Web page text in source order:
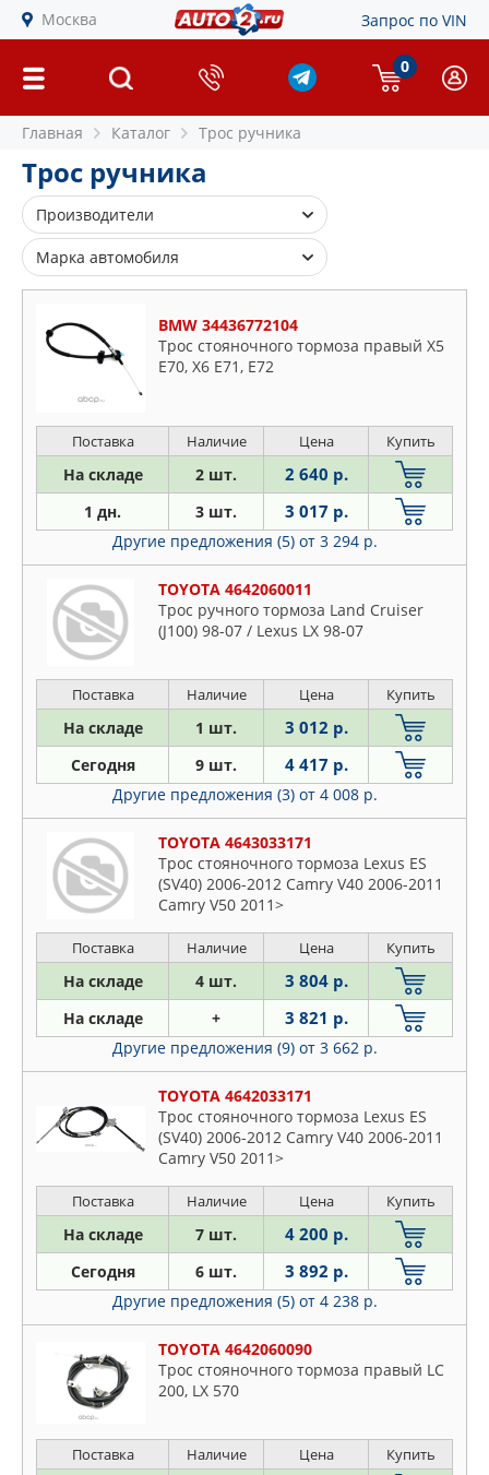
Москва Запрос по VIN
0
Главная Каталог Трос ручника
Трос ручника
Производители
ASHIKA
ASP
BLUE PRINT
BOSCH
BSG
CHRYSLER
COFLE
DAEWOO
EUROREPAR
FEBI
FENOX
GANZ
HELLA
HONDA
HYUNDAI-KIA
ISUZU
IVECO
JAPANPARTS
JAPKO
JP GROUP
LAND ROVER
MARSHALL
MERCEDES
METALCAUCHO
MILES
MITSUBISHI
NAKAYAMA
NTY
ONNURI
Марка автомобиля
Alfa Romeo
Audi
BMW
Citroen
Daewoo
Daihatsu
Dodge
Fiat
Ford
Honda
Hyundai
Iveco
Jaguar
Jeep
Mazda
Mercedes
Mitsubishi
Nissan
Opel
Peugeot
Porsche
Rover
Seat
Skoda
Ssangyong
Subaru
Toyota
Volvo
BMW 34436772104
Трос стояночного тормоза правый X5
E70, X6 Е71, E72
Поставка Наличие Цена Купить
На складе 2 шт. 2 640 р.
1 дн. 3 шт. 3 017 р.
Другие предложения (5) от 3 294 р.
TOYOTA 4642060011
Трос ручного тормоза Land Cruiser
(J100) 98-07 / Lexus LX 98-07
Поставка Наличие Цена Купить
На складе 1 шт. 3 012 р.
Сегодня 9 шт. 4 417 р.
Другие предложения (3) от 4 008 р.
TOYOTA 4643033171
Трос стояночного тормоза Lexus ES
(SV40) 2006-2012 Camry V40 2006-2011
Camry V50 2011>
Поставка Наличие Цена Купить
На складе 4 шт. 3 804 р.
На складе + 3 821 р.
Другие предложения (9) от 3 662 р.
TOYOTA 4642033171
Трос стояночного тормоза Lexus ES
(SV40) 2006-2012 Camry V40 2006-2011
Camry V50 2011>
Поставка Наличие Цена Купить
На складе 7 шт. 4 200 р.
Сегодня 6 шт. 3 892 р.
Другие предложения (5) от 4 238 р.
TOYOTA 4642060090
Трос стояночного тормоза правый LC
200, LX 570
Поставка Наличие Цена Купить